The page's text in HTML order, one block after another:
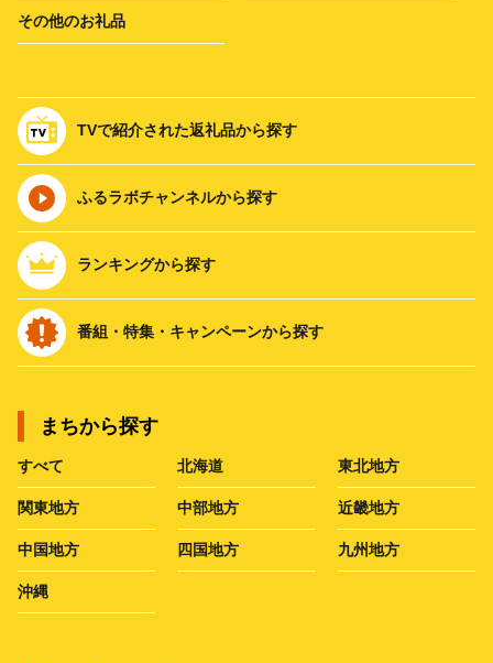
その他のお礼品
TVで紹介された返礼品から探す
ふるラボチャンネルから探す
ランキングから探す
番組・特集・キャンペーンから探す
まちから探す
すべて 北海道 東北地方
関東地方 中部地方 近畿地方
中国地方 四国地方 九州地方
沖縄